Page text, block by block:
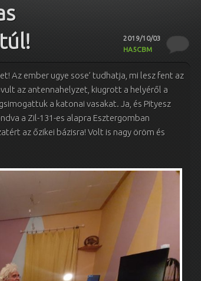
2019/10/03
HA5CBM
Az ember ugye sose’ tudhatja, mi lesz fent az
az antennahelyzet, kiugrott a helyéről a
a katonai vasakat. Ja, és Pityesz
a Zil-131-es alapra Esztergomban
az őzikei bázisra! Volt is nagy öröm és